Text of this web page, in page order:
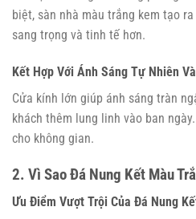
biệt, sàn nhà màu trắng kem tạo
sang trọng và tinh tế hơn.
Kết Hợp Với Ánh Sáng Tự Nhiên
Cửa kính lớn giúp ánh sáng tràn
khách thêm lung linh vào ban
cho không gian.
2. Vì Sao Đá Nung Kết Màu
Ưu Điểm Vượt Trội Của Đá Nung